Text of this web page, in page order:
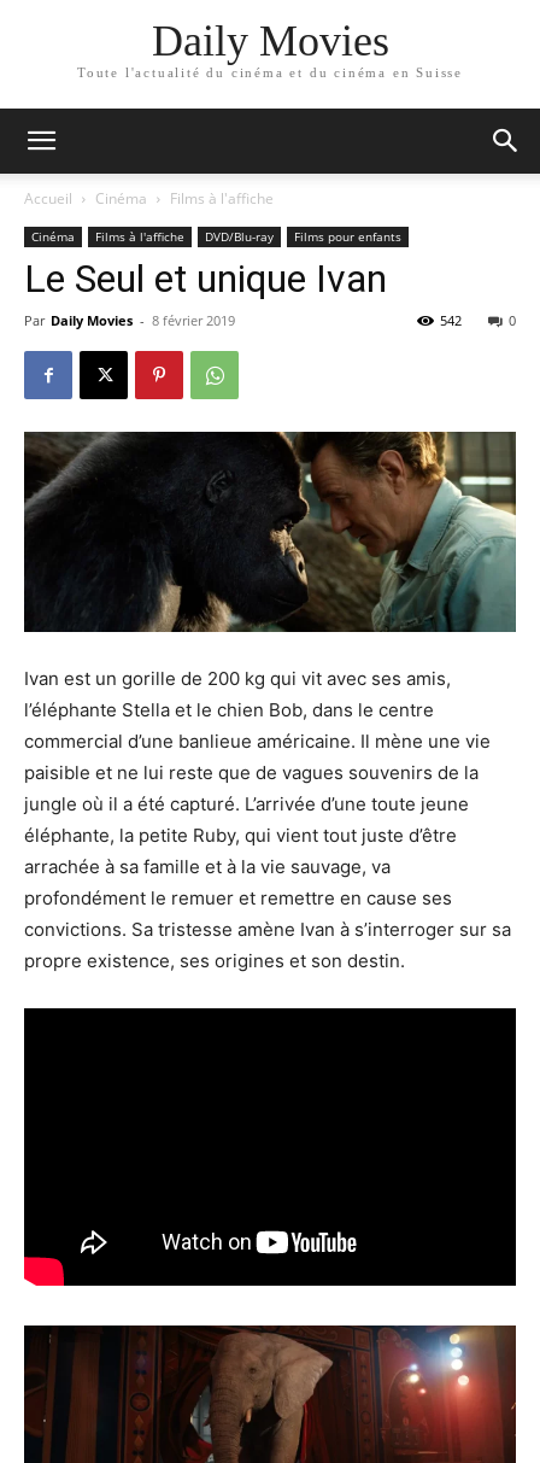
Daily Movies
Toute l'actualité du cinéma et du cinéma en Suisse
Accueil Cinéma Films à l'affiche
Cinéma Films à l'affiche DVD/Blu-ray Films pour enfants
Le Seul et unique Ivan
Par Daily Movies - 8 février 2019 0
542
Ivan est un gorille de 200 kg qui vit avec ses amis,
l’éléphante Stella et le chien Bob, dans le centre
commercial d’une banlieue américaine. Il mène une vie
paisible et ne lui reste que de vagues souvenirs de la
jungle où il a été capturé. L’arrivée d’une toute jeune
éléphante, la petite Ruby, qui vient tout juste d’être
arrachée à sa famille et à la vie sauvage, va
profondément le remuer et remettre en cause ses
convictions. Sa tristesse amène Ivan à s’interroger sur sa
propre existence, ses origines et son destin.